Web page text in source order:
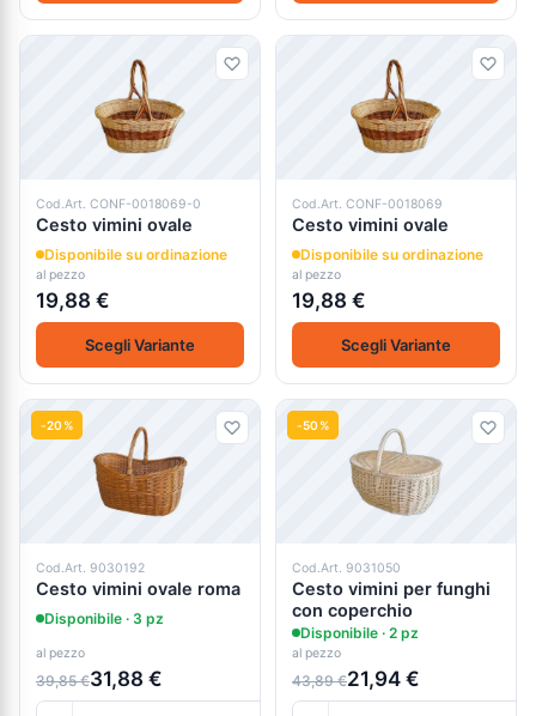
Cod.Art. CONF-0018069-0
Cesto vimini ovale
Disponibile su ordinazione
al pezzo
19,88 €
Scegli Variante
Cod.Art. CONF-0018069
Cesto vimini ovale
Disponibile su ordinazione
al pezzo
19,88 €
Scegli Variante
-20%
Cod.Art. 9030192
Cesto vimini ovale roma
Disponibile · 3 pz
al pezzo
39,85 €31,88 €
-50%
Cod.Art. 9031050
Cesto vimini per funghi
con coperchio
Disponibile · 2 pz
al pezzo
43,89 €21,94 €